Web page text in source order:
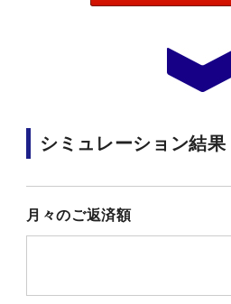
シミュレーション結果
月々のご返済額